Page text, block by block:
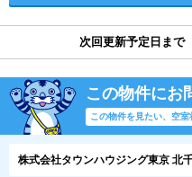
次回更新予定日まで
この物件にお
この物件を見たい、空
株式会社タウンハウジング東京 北